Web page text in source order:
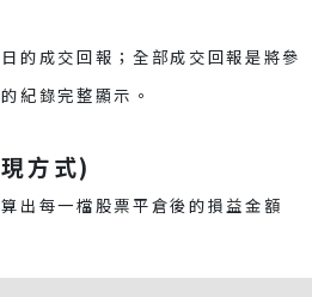
的成交回報；全部成交回報是將參
紀錄完整顯示。
方式)
出每一檔股票平倉後的損益金額